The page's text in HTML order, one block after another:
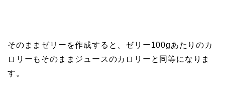
そのままゼリーを作成すると、ゼリー100gあたりのカ
ロリーもそのままジュースのカロリーと同等になりま
す。